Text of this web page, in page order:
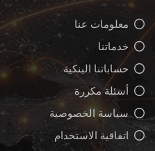
معلومات عنا
خدماتنا
حساباتنا البنكية
أسئلة مكررة
سياسة الخصوصية
اتفاقية الاستخدام